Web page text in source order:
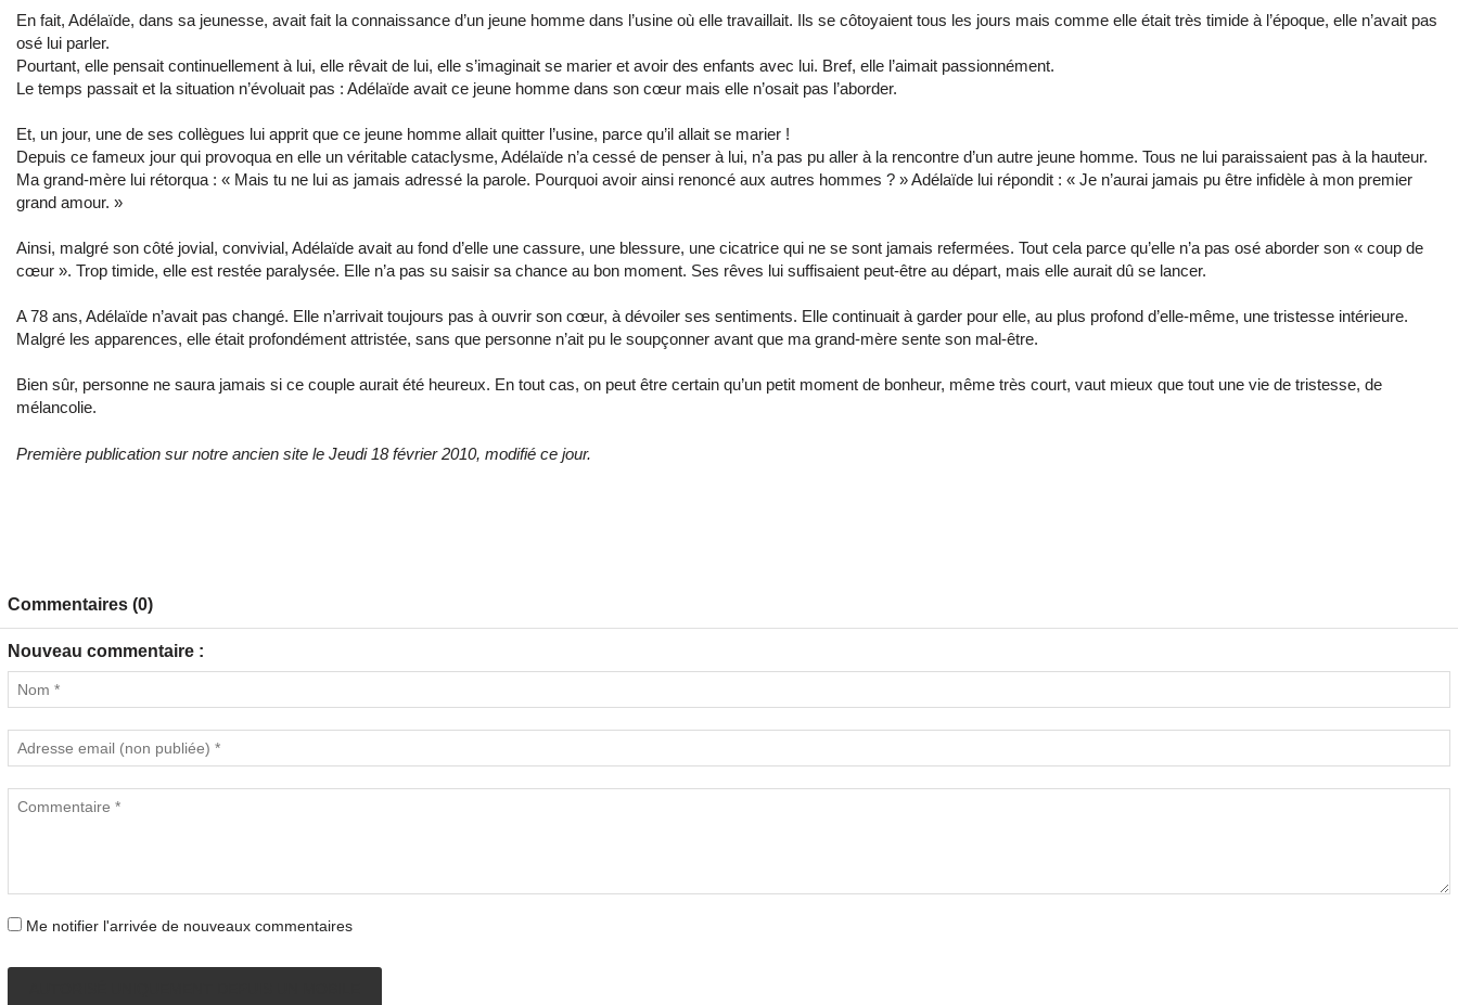
En fait, Adélaïde, dans sa jeunesse, avait fait la connaissance d’un jeune homme dans l’usine où elle travaillait. Ils se côtoyaient tous les jours mais comme elle était très timide à l’époque, elle n’avait pas
osé lui parler.
Pourtant, elle pensait continuellement à lui, elle rêvait de lui, elle s’imaginait se marier et avoir des enfants avec lui. Bref, elle l’aimait passionnément.
Le temps passait et la situation n’évoluait pas : Adélaïde avait ce jeune homme dans son cœur mais elle n’osait pas l’aborder.
Et, un jour, une de ses collègues lui apprit que ce jeune homme allait quitter l’usine, parce qu’il allait se marier !
Depuis ce fameux jour qui provoqua en elle un véritable cataclysme, Adélaïde n’a cessé de penser à lui, n’a pas pu aller à la rencontre d’un autre jeune homme. Tous ne lui paraissaient pas à la hauteur.
Ma grand-mère lui rétorqua : « Mais tu ne lui as jamais adressé la parole. Pourquoi avoir ainsi renoncé aux autres hommes ? » Adélaïde lui répondit : « Je n’aurai jamais pu être infidèle à mon premier
grand amour. »
Ainsi, malgré son côté jovial, convivial, Adélaïde avait au fond d’elle une cassure, une blessure, une cicatrice qui ne se sont jamais refermées. Tout cela parce qu’elle n’a pas osé aborder son « coup de
cœur ». Trop timide, elle est restée paralysée. Elle n’a pas su saisir sa chance au bon moment. Ses rêves lui suffisaient peut-être au départ, mais elle aurait dû se lancer.
A 78 ans, Adélaïde n’avait pas changé. Elle n’arrivait toujours pas à ouvrir son cœur, à dévoiler ses sentiments. Elle continuait à garder pour elle, au plus profond d’elle-même, une tristesse intérieure.
Malgré les apparences, elle était profondément attristée, sans que personne n’ait pu le soupçonner avant que ma grand-mère sente son mal-être.
Bien sûr, personne ne saura jamais si ce couple aurait été heureux. En tout cas, on peut être certain qu’un petit moment de bonheur, même très court, vaut mieux que tout une vie de tristesse, de
mélancolie.
Première publication sur notre ancien site le Jeudi 18 février 2010, modifié ce jour.
Commentaires (0)
Nouveau commentaire :
Me notifier l'arrivée de nouveaux commentaires